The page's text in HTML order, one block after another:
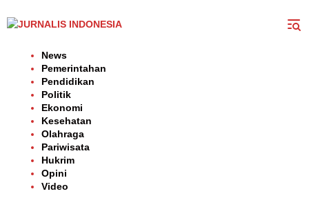
ke
News
Pemerintahan
Pendidikan
Politik
Ekonomi
Kesehatan
Olahraga
Pariwisata
Hukrim
Opini
Video